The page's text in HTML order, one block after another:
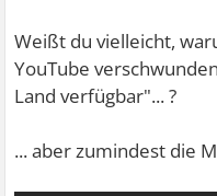
Weißt du vielleicht,
YouTube
Land verfügbar"... ?
... aber zumindest die